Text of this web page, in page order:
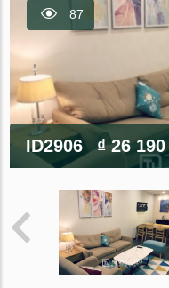
87
ID2906 ₫ 26